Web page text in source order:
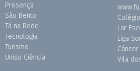
Presença
São Bento
Tá na Rede
Tecnologia
Turismo
Uniso Ciência
Lar
Liga
Câncer
Vila